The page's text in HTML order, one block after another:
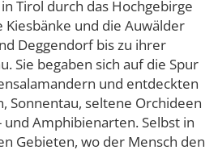
Tirol durch das Hochgebirge
und die Auwälder
Deggendorf bis zu ihrer
Sie begaben sich auf die Spur
und entdeckten
Sonnentau, seltene Orchideen
und Amphibienarten. Selbst in
Gebieten, wo der Mensch den